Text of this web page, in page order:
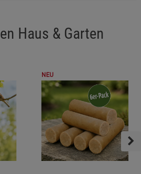
Haus & Garten
NEU